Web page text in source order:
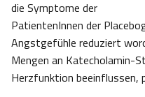
die Symptome der
PatientenInnen der
Angstgefühle reduziert
Mengen an Katecholamin-
Herzfunktion beeinflussen,